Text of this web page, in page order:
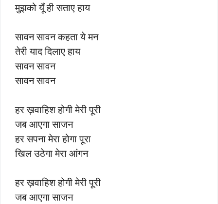
मुझको यूँ ही सताए हाय
सावन सावन कहता ये मन
तेरी याद दिलाए हाय
सावन सावन
सावन सावन
हर ख़वाहिश होगी मेरी पूरी
जब आएगा साजन
हर सपना मेरा होगा पूरा
खिल उठेगा मेरा आंगन
हर ख़वाहिश होगी मेरी पूरी
जब आएगा साजन